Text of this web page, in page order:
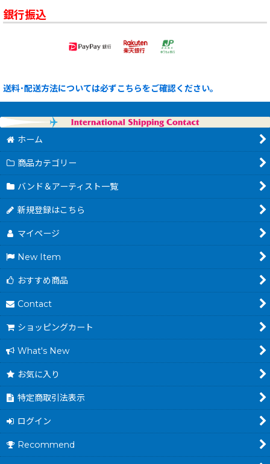
銀行振込
送料･配送方法については必ずこちらをご確認ください。
ホーム
商品カテゴリー
バンド＆アーティスト一覧
新規登録はこちら
マイページ
New Item
おすすめ商品
Contact
ショッピングカート
What's New
お気に入り
特定商取引法表示
ログイン
Recommend